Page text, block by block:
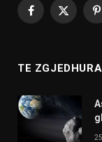
Facebook
X
TE